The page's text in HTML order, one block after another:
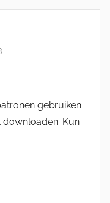
gebruiken
downloaden. Kun